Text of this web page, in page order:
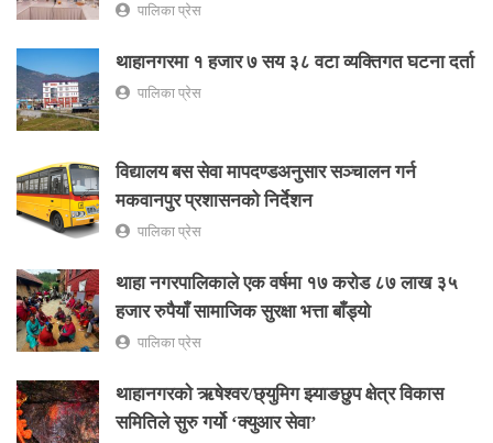
पालिका प्रेस
थाहानगरमा १ हजार ७ सय ३८ वटा व्यक्तिगत घटना दर्ता
पालिका प्रेस
विद्यालय बस सेवा मापदण्डअनुसार सञ्चालन गर्न
मकवानपुर प्रशासनको निर्देशन
पालिका प्रेस
थाहा नगरपालिकाले एक वर्षमा १७ करोड ८७ लाख ३५
हजार रुपैयाँ सामाजिक सुरक्षा भत्ता बाँड्यो
पालिका प्रेस
थाहानगरकाे ऋषेश्वर/छ्युमिग झ्याङछुप क्षेत्र विकास
समितिले सुरु गर्यो ‘क्युआर सेवा’